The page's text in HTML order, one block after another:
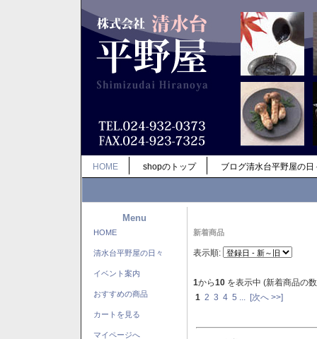
HOME shopのトップ ブログ清水台平野屋の日
Menu
HOME
清水台平野屋の日々
イベント案内
おすすめの商品
カートを見る
マイページへ
新着商品
表示順:
1から10 を表示中 (新着商品の
1 2 3 4 5 [次へ >>]